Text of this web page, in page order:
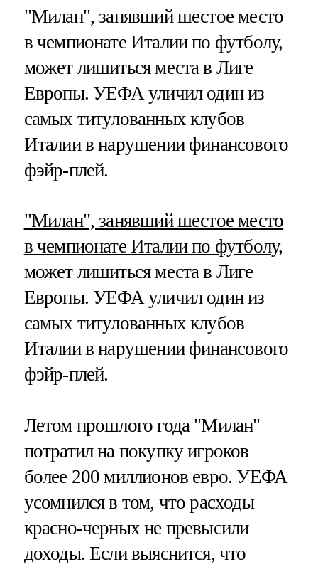
"Милан", занявший шестое место
в чемпионате Италии по футболу,
может лишиться места в Лиге
Европы. УЕФА уличил один из
самых титулованных клубов
Италии в нарушении финансового
фэйр-плей.
"Милан", занявший шестое место
в чемпионате Италии по футболу,
может лишиться места в Лиге
Европы. УЕФА уличил один из
самых титулованных клубов
Италии в нарушении финансового
фэйр-плей.
Летом прошлого года "Милан"
потратил на покупку игроков
более 200 миллионов евро. УЕФА
усомнился в том, что расходы
красно-черных не превысили
доходы. Если выяснится, что